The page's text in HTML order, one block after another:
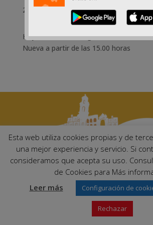
21-08-2018
Hoy martes 21 de agosto se reabre al
Nueva a partir de las 15.00 horas
Ayuntamiento de Palma del Río. Plaza Mayor
14700 – Palma del Río
Email:
Teléfono: 957 71 02 44 | Fax: 957 64
Esta web utiliza cookies propias y de
una mejor experiencia y servicio. Si
consideramos que acepta su uso.
de Cookies para Más
Leer más
Configuración de
Rechazar